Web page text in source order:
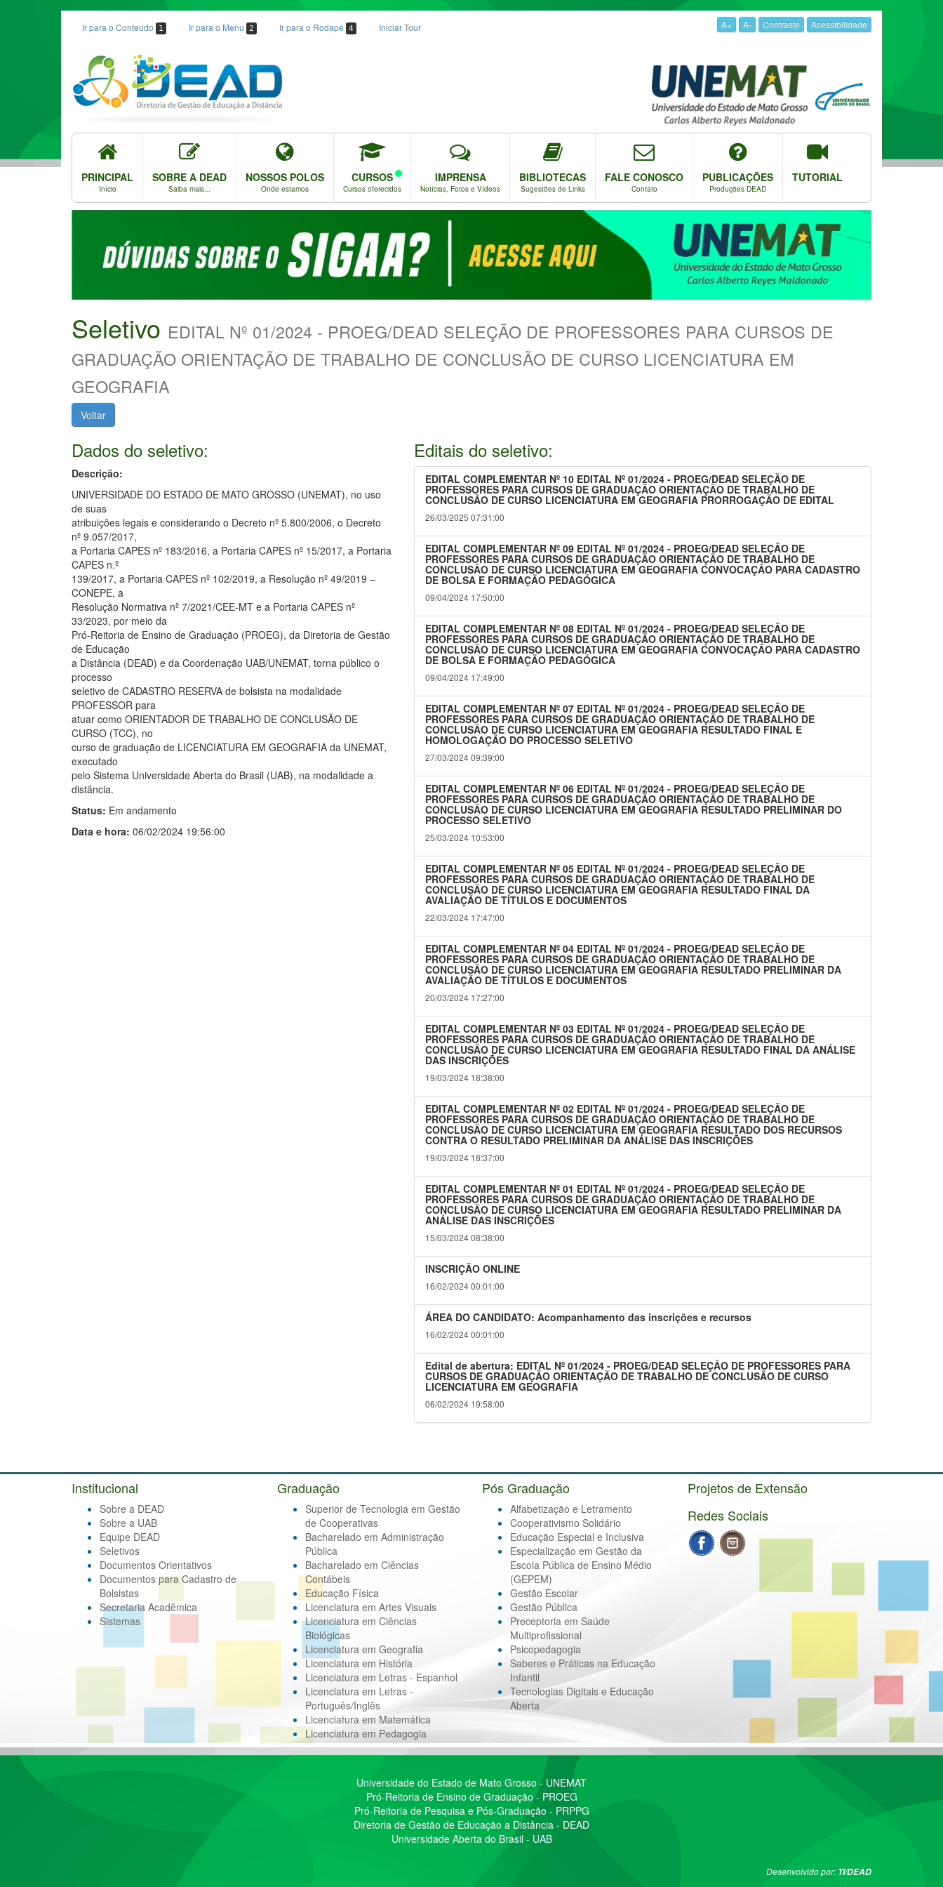
Ir para o Conteudo 1 Ir para o Menu 2 Ir para o Rodapé 4 Iniciar Tour A+ A- Contraste Acessibilidade
PRINCIPAL
Início
SOBRE A DEAD
Saiba mais...
NOSSOS POLOS
Onde estamos
CURSOS
Cursos oferecidos
IMPRENSA
Notícias, Fotos e Vídeos
BIBLIOTECAS
Sugestões de Links
FALE CONOSCO
Contato
PUBLICAÇÕES
Produções DEAD
TUTORIAL
Seletivo EDITAL Nº 01/2024 - PROEG/DEAD SELEÇÃO DE PROFESSORES PARA CURSOS DE
GRADUAÇÃO ORIENTAÇÃO DE TRABALHO DE CONCLUSÃO DE CURSO LICENCIATURA EM
GEOGRAFIA
Voltar
Dados do seletivo:
Descrição:
UNIVERSIDADE DO ESTADO DE MATO GROSSO (UNEMAT), no uso
de suas
atribuições legais e considerando o Decreto nº 5.800/2006, o Decreto
nº 9.057/2017,
a Portaria CAPES nº 183/2016, a Portaria CAPES nº 15/2017, a Portaria
CAPES n.º
139/2017, a Portaria CAPES nº 102/2019, a Resolução nº 49/2019 –
CONEPE, a
Resolução Normativa nº 7/2021/CEE-MT e a Portaria CAPES nº
33/2023, por meio da
Pró-Reitoria de Ensino de Graduação (PROEG), da Diretoria de Gestão
de Educação
a Distância (DEAD) e da Coordenação UAB/UNEMAT, torna público o
processo
seletivo de CADASTRO RESERVA de bolsista na modalidade
PROFESSOR para
atuar como ORIENTADOR DE TRABALHO DE CONCLUSÃO DE
CURSO (TCC), no
curso de graduação de LICENCIATURA EM GEOGRAFIA da UNEMAT,
executado
pelo Sistema Universidade Aberta do Brasil (UAB), na modalidade a
distância.
Status: Em andamento
Data e hora: 06/02/2024 19:56:00
Editais do seletivo:
EDITAL COMPLEMENTAR Nº 10 EDITAL Nº 01/2024 - PROEG/DEAD SELEÇÃO DE
PROFESSORES PARA CURSOS DE GRADUAÇÃO ORIENTAÇÃO DE TRABALHO DE
CONCLUSÃO DE CURSO LICENCIATURA EM GEOGRAFIA PRORROGAÇÃO DE EDITAL
26/03/2025 07:31:00
EDITAL COMPLEMENTAR Nº 09 EDITAL Nº 01/2024 - PROEG/DEAD SELEÇÃO DE
PROFESSORES PARA CURSOS DE GRADUAÇÃO ORIENTAÇÃO DE TRABALHO DE
CONCLUSÃO DE CURSO LICENCIATURA EM GEOGRAFIA CONVOCAÇÃO PARA CADASTRO
DE BOLSA E FORMAÇÃO PEDAGÓGICA
09/04/2024 17:50:00
EDITAL COMPLEMENTAR Nº 08 EDITAL Nº 01/2024 - PROEG/DEAD SELEÇÃO DE
PROFESSORES PARA CURSOS DE GRADUAÇÃO ORIENTAÇÃO DE TRABALHO DE
CONCLUSÃO DE CURSO LICENCIATURA EM GEOGRAFIA CONVOCAÇÃO PARA CADASTRO
DE BOLSA E FORMAÇÃO PEDAGÓGICA
09/04/2024 17:49:00
EDITAL COMPLEMENTAR Nº 07 EDITAL Nº 01/2024 - PROEG/DEAD SELEÇÃO DE
PROFESSORES PARA CURSOS DE GRADUAÇÃO ORIENTAÇÃO DE TRABALHO DE
CONCLUSÃO DE CURSO LICENCIATURA EM GEOGRAFIA RESULTADO FINAL E
HOMOLOGAÇÃO DO PROCESSO SELETIVO
27/03/2024 09:39:00
EDITAL COMPLEMENTAR Nº 06 EDITAL Nº 01/2024 - PROEG/DEAD SELEÇÃO DE
PROFESSORES PARA CURSOS DE GRADUAÇÃO ORIENTAÇÃO DE TRABALHO DE
CONCLUSÃO DE CURSO LICENCIATURA EM GEOGRAFIA RESULTADO PRELIMINAR DO
PROCESSO SELETIVO
25/03/2024 10:53:00
EDITAL COMPLEMENTAR Nº 05 EDITAL Nº 01/2024 - PROEG/DEAD SELEÇÃO DE
PROFESSORES PARA CURSOS DE GRADUAÇÃO ORIENTAÇÃO DE TRABALHO DE
CONCLUSÃO DE CURSO LICENCIATURA EM GEOGRAFIA RESULTADO FINAL DA
AVALIAÇÃO DE TÍTULOS E DOCUMENTOS
22/03/2024 17:47:00
EDITAL COMPLEMENTAR Nº 04 EDITAL Nº 01/2024 - PROEG/DEAD SELEÇÃO DE
PROFESSORES PARA CURSOS DE GRADUAÇÃO ORIENTAÇÃO DE TRABALHO DE
CONCLUSÃO DE CURSO LICENCIATURA EM GEOGRAFIA RESULTADO PRELIMINAR DA
AVALIAÇÃO DE TÍTULOS E DOCUMENTOS
20/03/2024 17:27:00
EDITAL COMPLEMENTAR Nº 03 EDITAL Nº 01/2024 - PROEG/DEAD SELEÇÃO DE
PROFESSORES PARA CURSOS DE GRADUAÇÃO ORIENTAÇÃO DE TRABALHO DE
CONCLUSÃO DE CURSO LICENCIATURA EM GEOGRAFIA RESULTADO FINAL DA ANÁLISE
DAS INSCRIÇÕES
19/03/2024 18:38:00
EDITAL COMPLEMENTAR Nº 02 EDITAL Nº 01/2024 - PROEG/DEAD SELEÇÃO DE
PROFESSORES PARA CURSOS DE GRADUAÇÃO ORIENTAÇÃO DE TRABALHO DE
CONCLUSÃO DE CURSO LICENCIATURA EM GEOGRAFIA RESULTADO DOS RECURSOS
CONTRA O RESULTADO PRELIMINAR DA ANÁLISE DAS INSCRIÇÕES
19/03/2024 18:37:00
EDITAL COMPLEMENTAR Nº 01 EDITAL Nº 01/2024 - PROEG/DEAD SELEÇÃO DE
PROFESSORES PARA CURSOS DE GRADUAÇÃO ORIENTAÇÃO DE TRABALHO DE
CONCLUSÃO DE CURSO LICENCIATURA EM GEOGRAFIA RESULTADO PRELIMINAR DA
ANÁLISE DAS INSCRIÇÕES
15/03/2024 08:38:00
INSCRIÇÃO ONLINE
16/02/2024 00:01:00
ÁREA DO CANDIDATO: Acompanhamento das inscrições e recursos
16/02/2024 00:01:00
Edital de abertura: EDITAL Nº 01/2024 - PROEG/DEAD SELEÇÃO DE PROFESSORES PARA
CURSOS DE GRADUAÇÃO ORIENTAÇÃO DE TRABALHO DE CONCLUSÃO DE CURSO
LICENCIATURA EM GEOGRAFIA
06/02/2024 19:58:00
Institucional
Sobre a DEAD
Sobre a UAB
Equipe DEAD
Seletivos
Documentos Orientativos
Documentos para Cadastro de
Bolsistas
Secretaria Acadêmica
Sistemas
Graduação
Superior de Tecnologia em Gestão
de Cooperativas
Bacharelado em Administração
Pública
Bacharelado em Ciências
Contábeis
Educação Física
Licenciatura em Artes Visuais
Licenciatura em Ciências
Biológicas
Licenciatura em Geografia
Licenciatura em História
Licenciatura em Letras - Espanhol
Licenciatura em Letras -
Português/Inglês
Licenciatura em Matemática
Licenciatura em Pedagogia
Pós Graduação
Alfabetização e Letramento
Cooperativismo Solidário
Educação Especial e Inclusiva
Especialização em Gestão da
Escola Pública de Ensino Médio
(GEPEM)
Gestão Escolar
Gestão Pública
Preceptoria em Saúde
Multiprofissional
Psicopedagogia
Saberes e Práticas na Educação
Infantil
Tecnologias Digitais e Educação
Aberta
Projetos de Extensão
Redes Sociais
Universidade do Estado de Mato Grosso - UNEMAT
Pró-Reitoria de Ensino de Graduação - PROEG
Pró-Reitoria de Pesquisa e Pós-Graduação - PRPPG
Diretoria de Gestão de Educação a Distância - DEAD
Universidade Aberta do Brasil - UAB
Desenvolvido por: TI/DEAD